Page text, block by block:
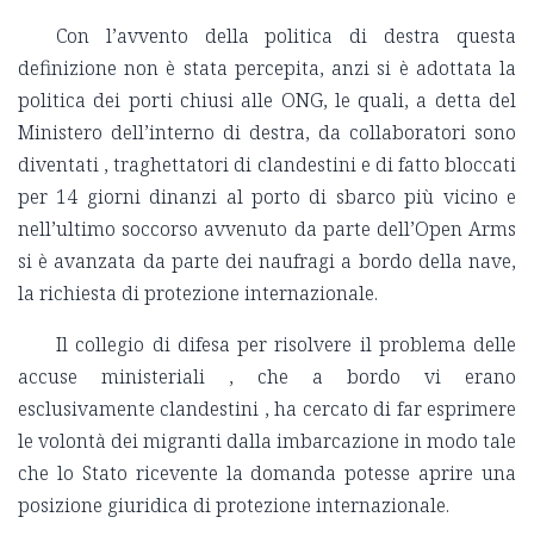
Con l’avvento della politica di destra questa
definizione non è stata percepita, anzi si è adottata la
politica dei porti chiusi alle ONG, le quali, a detta del
Ministero dell’interno di destra, da collaboratori sono
diventati , traghettatori di clandestini e di fatto bloccati
per 14 giorni dinanzi al porto di sbarco più vicino e
nell’ultimo soccorso avvenuto da parte dell’Open Arms
si è avanzata da parte dei naufragi a bordo della nave,
la richiesta di protezione internazionale.
Il collegio di difesa per risolvere il problema delle
accuse ministeriali , che a bordo vi erano
esclusivamente clandestini , ha cercato di far esprimere
le volontà dei migranti dalla imbarcazione in modo tale
che lo Stato ricevente la domanda potesse aprire una
posizione giuridica di protezione internazionale.